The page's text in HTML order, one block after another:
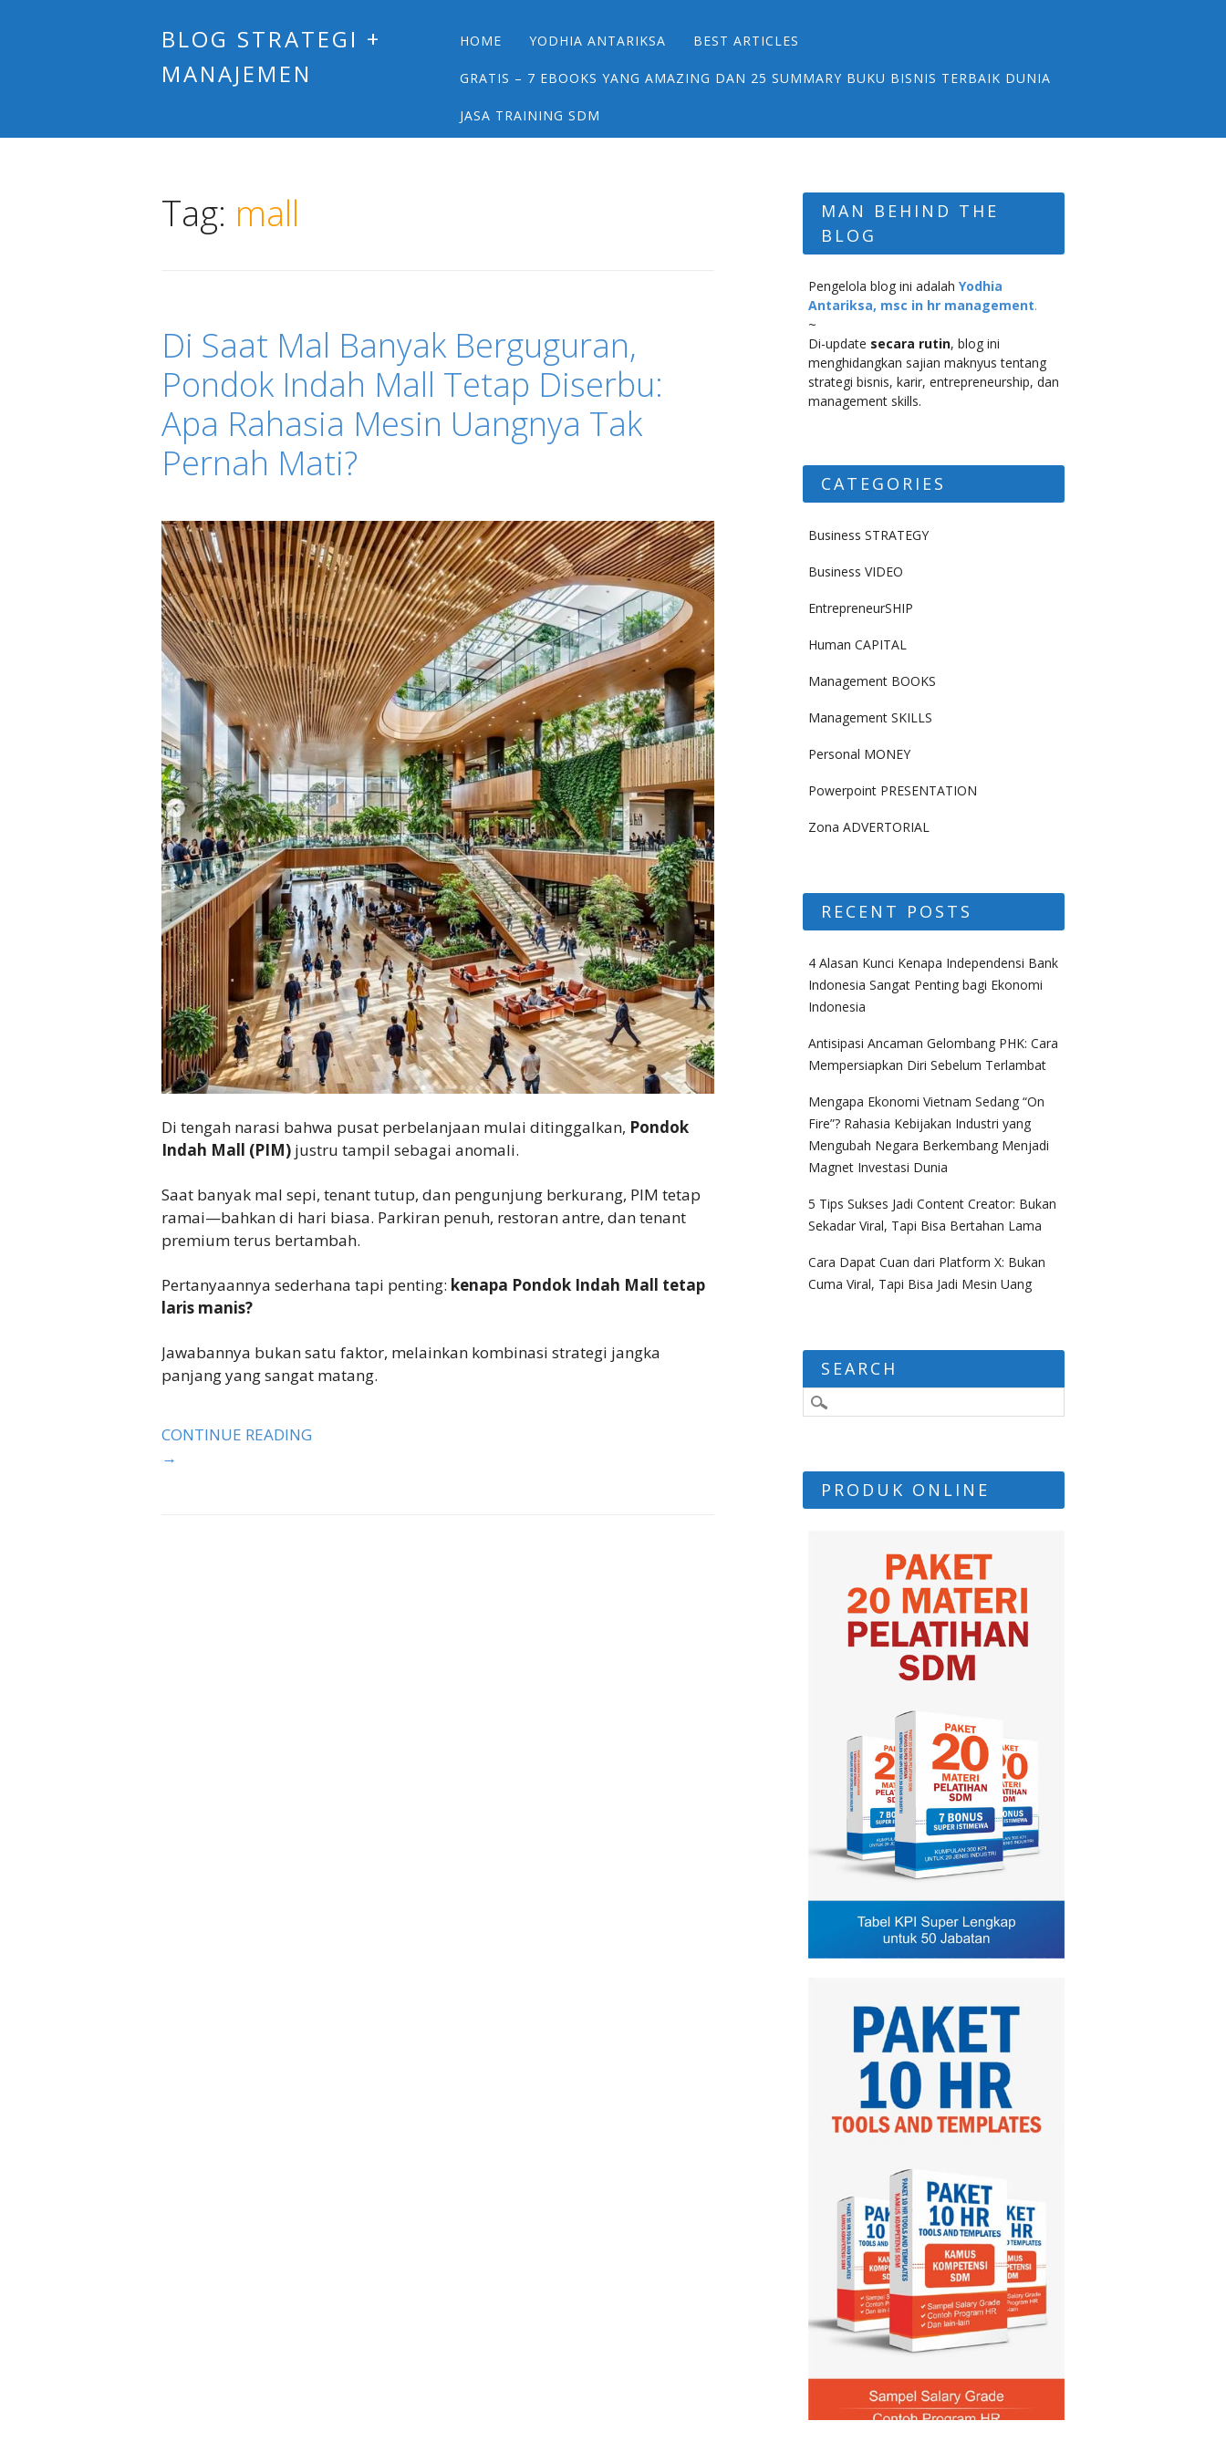
BLOG STRATEGI +
MANAJEMEN
Main menu
Skip
content
HOME YODHIA ANTARIKSA BEST ARTICLES
GRATIS – 7 EBOOKS YANG AMAZING DAN 25 SUMMARY BUKU BISNIS TERBAIK DUNIA
JASA TRAINING SDM
Tag: mall
Di Saat Mal Banyak Berguguran,
Pondok Indah Mall Tetap Diserbu:
Apa Rahasia Mesin Uangnya Tak
Pernah Mati?
Di tengah narasi bahwa pusat perbelanjaan mulai ditinggalkan, Pondok
Indah Mall (PIM)justru tampil sebagai anomali.
Saat banyak mal sepi, tenant tutup, dan pengunjung berkurang, PIM tetap
ramai—bahkan di hari biasa. Parkiran penuh, restoran antre, dan tenant
premium terus bertambah.
Pertanyaannya sederhana tapi penting: kenapa Pondok Indah Mall tetap
laris manis?
Jawabannya bukan satu faktor, melainkan kombinasi strategi jangka
panjang yang sangat matang.
CONTINUE READING
→
MAN BEHIND THE
BLOG
Pengelola blog ini adalah Yodhia
Antariksa, msc in hr management.
~
Di-update secara rutin, blog ini
menghidangkan sajian maknyus tentang
strategi bisnis, karir, entrepreneurship, dan
management skills.
CATEGORIES
Business STRATEGY
Business VIDEO
EntrepreneurSHIP
Human CAPITAL
Management BOOKS
Management SKILLS
Personal MONEY
Powerpoint PRESENTATION
Zona ADVERTORIAL
RECENT POSTS
4 Alasan Kunci Kenapa Independensi Bank
Indonesia Sangat Penting bagi Ekonomi
Indonesia
Antisipasi Ancaman Gelombang PHK: Cara
Mempersiapkan Diri Sebelum Terlambat
Mengapa Ekonomi Vietnam Sedang “On
Fire”? Rahasia Kebijakan Industri yang
Mengubah Negara Berkembang Menjadi
Magnet Investasi Dunia
5 Tips Sukses Jadi Content Creator: Bukan
Sekadar Viral, Tapi Bisa Bertahan Lama
Cara Dapat Cuan dari Platform X: Bukan
Cuma Viral, Tapi Bisa Jadi Mesin Uang
SEARCH
PRODUK ONLINE